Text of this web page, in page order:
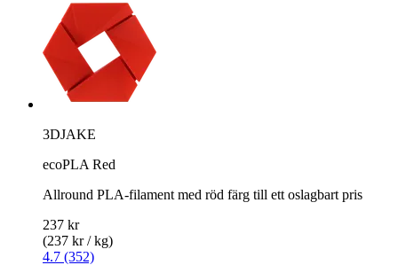
3DJAKE
ecoPLA Red
Allround PLA-filament med röd färg till ett oslagbart pris
237 kr
(237 kr / kg)
4.7 (352)